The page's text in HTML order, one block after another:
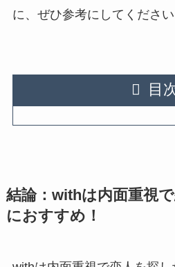
に、ぜひ参考にしてください
目
結論：withは内面重視
におすすめ！